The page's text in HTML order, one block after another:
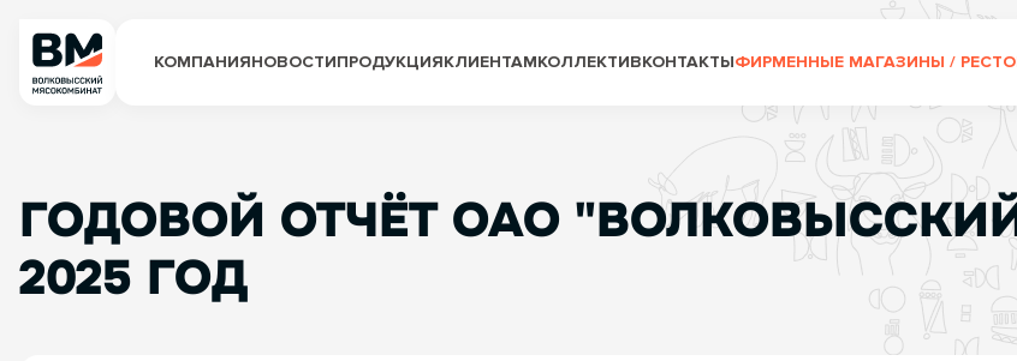
КОМПАНИЯНОВОСТИПРОДУКЦИЯКЛИЕНТАМКОЛЛЕКТИВКОНТАКТЫФИРМЕННЫЕ МАГАЗИНЫ /
ГОДОВОЙ ОТЧЁТ ОАО
2025 ГОД